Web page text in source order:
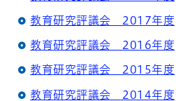
教育研究評議会 2017年度
教育研究評議会 2016年度
教育研究評議会 2015年度
教育研究評議会 2014年度